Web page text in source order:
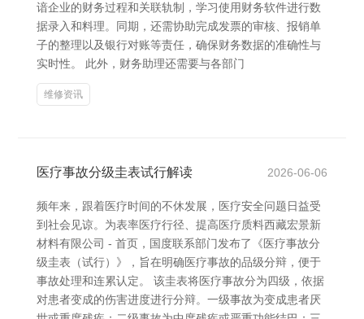
谙企业的财务过程和关联轨制，学习使用财务软件进行数
据录入和料理。同期，还需协助完成发票的审核、报销单
子的整理以及银行对账等责任，确保财务数据的准确性与
实时性。 此外，财务助理还需要与各部门
维修资讯
医疗事故分级圭表试行解读 2026-06-06
频年来，跟着医疗时间的不休发展，医疗安全问题日益受
到社会见谅。为表率医疗行径、提高医疗质料西藏宏景新
材料有限公司 - 首页，国度联系部门发布了《医疗事故分
级圭表（试行）》，旨在明确医疗事故的品级分辩，便于
事故处理和连累认定。 该圭表将医疗事故分为四级，依据
对患者变成的伤害进度进行分辩。一级事故为变成患者厌